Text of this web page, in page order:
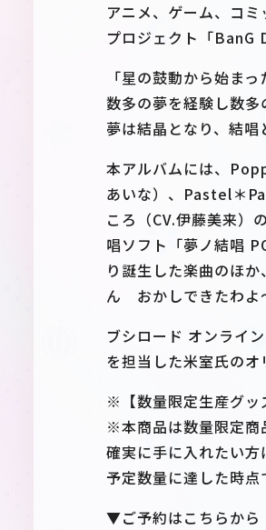
アニメ、ゲーム、コ
プロジェクト「BanG
「星の鼓動から始ま
数多の夢を経験し数
夢は結晶となり、結唱
本アルバムには、
あいな）、Pastel＊
ころ（CV.伊藤美来）
唱ソフト「夢ノ結唱
り誕生した楽曲のほ
ん おかしできたわよ
ブシロード オンライ
を担当した米室氏の
※【数量限定生産グッ
※本商品は数量限定商
確実に手に入れたい
予定数量に達した時
▼ご予約はこちらから